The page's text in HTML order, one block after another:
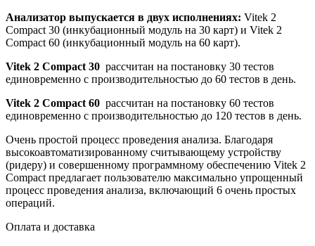
Анализатор выпускается в двух исполнениях: Vitek 2
Compact 30 (инкубационный модуль на 30 карт) и Vitek 2
Compact 60 (инкубационный модуль на 60 карт).
Vitek 2 Compact 30 рассчитан на постановку 30 тестов
единовременно с производительностью до 60 тестов в день.
Vitek 2 Compact 60 рассчитан на постановку 60 тестов
единовременно с производительностью до 120 тестов в день.
Очень простой процесс проведения анализа. Благодаря
высокоавтоматизированному считывающему устройству
(ридеру) и совершенному программному обеспечению Vitek 2
Compact предлагает пользователю максимально упрощенный
процесс проведения анализа, включающий 6 очень простых
операций.
Оплата и доставка